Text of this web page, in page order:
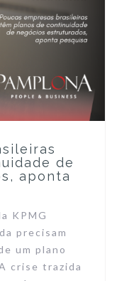
de
aponta
KPMG
precisam
um plano
crise trazida